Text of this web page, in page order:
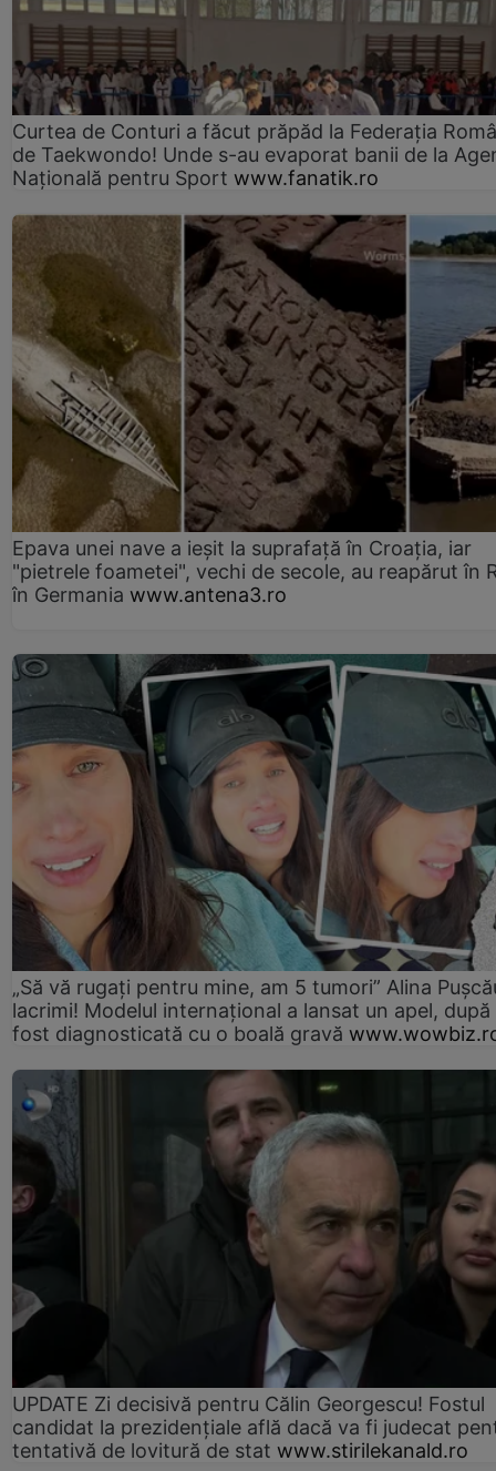
Curtea de Conturi a făcut prăpăd la Federația
de Taekwondo! Unde s-au evaporat banii de la
Națională pentru Sport www.fanatik.ro
Epava unei nave a ieșit la suprafață în Croația, iar
"pietrele foametei", vechi de secole, au reapărut în
în Germania www.antena3.ro
„Să vă rugați pentru mine, am 5 tumori” Alina
lacrimi! Modelul internațional a lansat un apel, după
fost diagnosticată cu o boală gravă
UPDATE Zi decisivă pentru Călin Georgescu! Fostul
candidat la prezidențiale află dacă va fi judecat
tentativă de lovitură de stat www.stirilekanald.ro